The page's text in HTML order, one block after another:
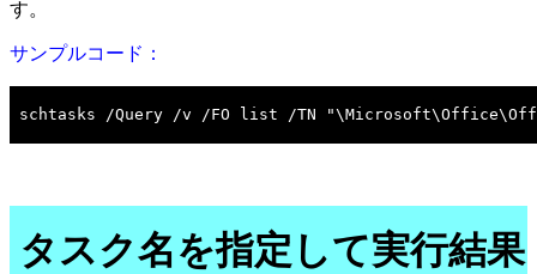
す。
サンプルコード：
タスク名を指定して実行結果